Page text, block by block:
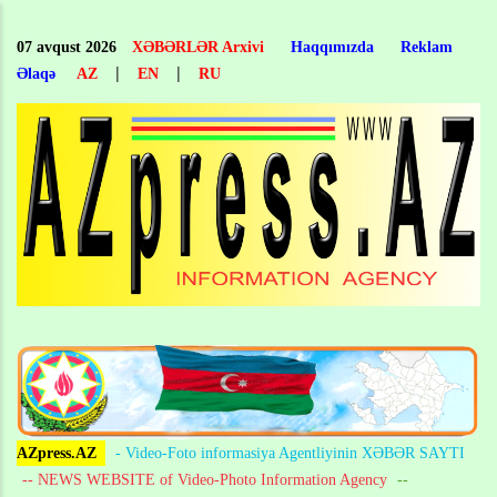
main
content
07 avqust 2026 XƏBƏRLƏR Arxivi Haqqımızda
Reklam
Əlaqə
AZ | EN | RU
AZpress.AZ
- Video-Foto informasiya Agentliyinin XƏBƏR SAYTI
-- NEWS WEBSITE of Video-Photo Information Agency --